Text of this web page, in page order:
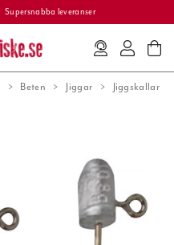
Supersnabba leveranser
Beten Jiggar Jiggskallar